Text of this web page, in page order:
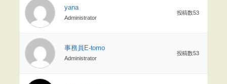
yana
Administrator
投稿数53
事務員E-tomo
Administrator
投稿数53